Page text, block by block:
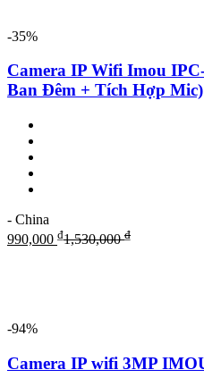
-35%
Camera IP Wifi Imou
Ban Đêm + Tích Hợp Mic)
- China
990,000 ₫1,530,000₫
-94%
Camera IP wifi 3MP